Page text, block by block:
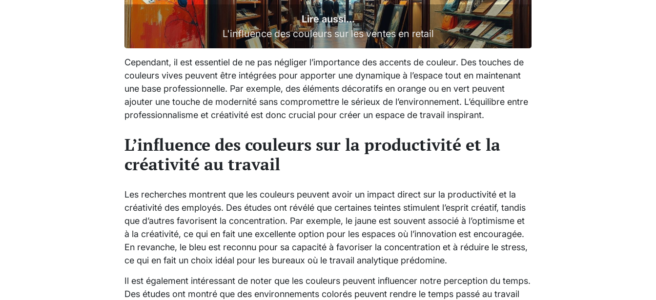
Lire aussi...
L'influence des couleurs sur les ventes en retail
Cependant, il est essentiel de ne pas négliger l’importance des accents de couleur. Des touches de
couleurs vives peuvent être intégrées pour apporter une dynamique à l’espace tout en maintenant
une base professionnelle. Par exemple, des éléments décoratifs en orange ou en vert peuvent
ajouter une touche de modernité sans compromettre le sérieux de l’environnement. L’équilibre entre
professionnalisme et créativité est donc crucial pour créer un espace de travail inspirant.
L’influence des couleurs sur la productivité et la
créativité au travail
Les recherches montrent que les couleurs peuvent avoir un impact direct sur la productivité et la
créativité des employés. Des études ont révélé que certaines teintes stimulent l’esprit créatif, tandis
que d’autres favorisent la concentration. Par exemple, le jaune est souvent associé à l’optimisme et
à la créativité, ce qui en fait une excellente option pour les espaces où l’innovation est encouragée.
En revanche, le bleu est reconnu pour sa capacité à favoriser la concentration et à réduire le stress,
ce qui en fait un choix idéal pour les bureaux où le travail analytique prédomine.
Il est également intéressant de noter que les couleurs peuvent influencer notre perception du temps.
Des études ont montré que des environnements colorés peuvent rendre le temps passé au travail